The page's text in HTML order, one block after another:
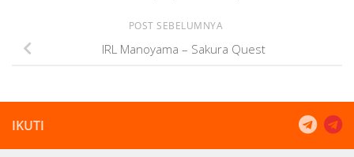
POST SEBELUMNYA
IRL Manoyama – Sakura Quest
IKUTI